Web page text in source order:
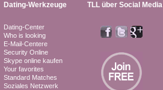
Dating-Werkzeuge TLL über Social Media
Dating-Center
Who is looking
E-Mail-Centere
Security Online
Skype online kaufen
Your favorites
Standard Matches
Soziales Netzwerk